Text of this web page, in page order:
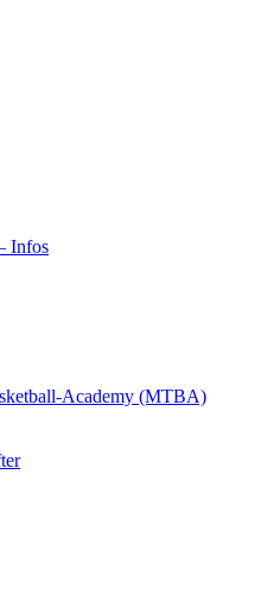
Infos
Academy (MTBA)